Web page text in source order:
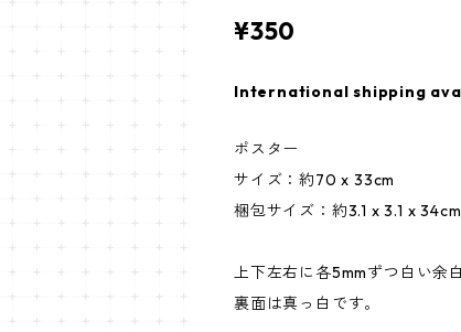
¥350
International shipping
ポスター
サイズ：約70 x 33cm
梱包サイズ：約3.1 x 3.1 x 34cm
上下左右に各5mmずつ白い余
裏面は真っ白です。